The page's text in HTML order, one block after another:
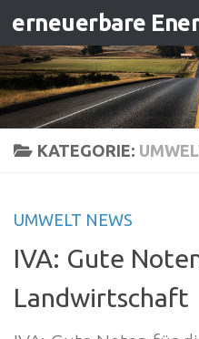
Zum Inhalt springen
KATEGORIE:
UMWELT NEWS
IVA: Gute
Landwirtschaft